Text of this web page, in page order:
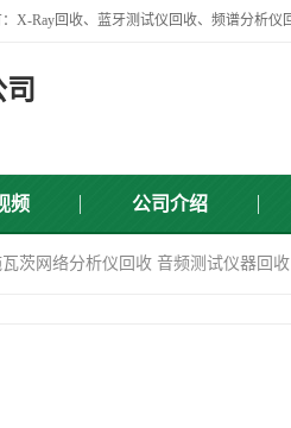
频 公司介绍
茨网络分析仪回收 音频测试仪器回收